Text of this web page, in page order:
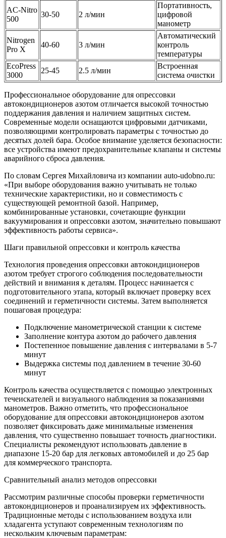
AC-Nitro
500
30-50 2 л/мин
Портативность,
цифровой
манометр
Nitrogen
Pro X
40-60 3 л/мин
Автоматический
контроль
температуры
EcoPress
3000
25-45 2.5 л/мин
Встроенная
система очистки
Профессиональное оборудование для опрессовки
автокондиционеров азотом отличается высокой точностью
поддержания давления и наличием защитных систем.
Современные модели оснащаются цифровыми датчиками,
позволяющими контролировать параметры с точностью до
десятых долей бара. Особое внимание уделяется безопасности:
все устройства имеют предохранительные клапаны и системы
аварийного сброса давления.
По словам Сергея Михайловича из компании auto-udobno.ru:
«При выборе оборудования важно учитывать не только
технические характеристики, но и совместимость с
существующей ремонтной базой. Например,
комбинированные установки, сочетающие функции
вакуумирования и опрессовки азотом, значительно повышают
эффективность работы сервиса».
Шаги правильной опрессовки и контроль качества
Технология проведения опрессовки автокондиционеров
азотом требует строгого соблюдения последовательности
действий и внимания к деталям. Процесс начинается с
подготовительного этапа, который включает проверку всех
соединений и герметичности системы. Затем выполняется
пошаговая процедура:
Подключение манометрической станции к системе
Заполнение контура азотом до рабочего давления
Постепенное повышение давления с интервалами в 5-7
минут
Выдержка системы под давлением в течение 30-60
минут
Контроль качества осуществляется с помощью электронных
течеискателей и визуального наблюдения за показаниями
манометров. Важно отметить, что профессиональное
оборудование для опрессовки автокондиционеров азотом
позволяет фиксировать даже минимальные изменения
давления, что существенно повышает точность диагностики.
Специалисты рекомендуют использовать давление в
диапазоне 15-20 бар для легковых автомобилей и до 25 бар
для коммерческого транспорта.
Сравнительный анализ методов опрессовки
Рассмотрим различные способы проверки герметичности
автокондиционеров и проанализируем их эффективность.
Традиционные методы с использованием воздуха или
хладагента уступают современным технологиям по
нескольким ключевым параметрам: